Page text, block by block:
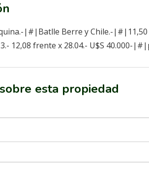
|#|Batlle Berre y Chile.-|#|11,50
12,08 frente x 28.04.- U$S 40.000-
esta propiedad